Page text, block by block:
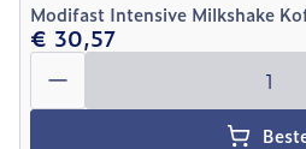
Modifast Intensive Milkshake
€ 30,57
Aantal